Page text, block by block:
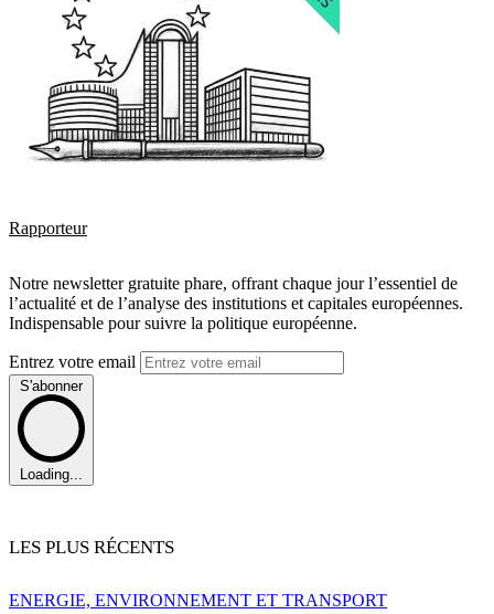
Rapporteur
Notre newsletter gratuite phare, offrant chaque jour l’essentiel de
l’actualité et de l’analyse des institutions et capitales européennes.
Indispensable pour suivre la politique européenne.
Entrez votre email
S'abonner
Loading...
LES PLUS RÉCENTS
ENERGIE, ENVIRONNEMENT ET TRANSPORT